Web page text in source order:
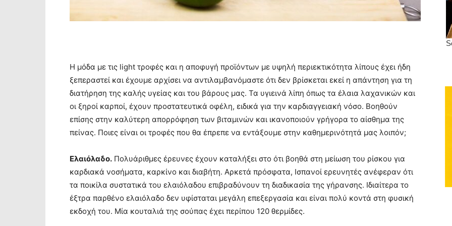
Η μόδα με τις light τροφές και η αποφυγή προϊόντων με υψηλή περιεκτικότητα λίπους έχει ήδη
ξεπεραστεί και έχουμε αρχίσει να αντιλαμβανόμαστε ότι δεν βρίσκεται εκεί η απάντηση για τη
διατήρηση της καλής υγείας και του βάρους μας. Τα υγιεινά λίπη όπως τα έλαια λαχανικών και
οι ξηροί καρποί, έχουν προστατευτικά οφέλη, ειδικά για την καρδιαγγειακή νόσο. Βοηθούν
επίσης στην καλύτερη απορρόφηση των βιταμινών και ικανοποιούν γρήγορα το αίσθημα της
πείνας. Ποιες είναι οι τροφές που θα έπρεπε να εντάξουμε στην καθημερινότητά μας λοιπόν;
Ελαιόλαδο. Πολυάριθμες έρευνες έχουν καταλήξει στο ότι βοηθά στη μείωση του ρίσκου για
καρδιακά νοσήματα, καρκίνο και διαβήτη. Αρκετά πρόσφατα, Ισπανοί ερευνητές ανέφεραν ότι
τα ποικίλα συστατικά του ελαιόλαδου επιβραδύνουν τη διαδικασία της γήρανσης. Ιδιαίτερα το
έξτρα παρθένο ελαιόλαδο δεν υφίσταται μεγάλη επεξεργασία και είναι πολύ κοντά στη φυσική
εκδοχή του. Μία κουταλιά της σούπας έχει περίπου 120 θερμίδες.